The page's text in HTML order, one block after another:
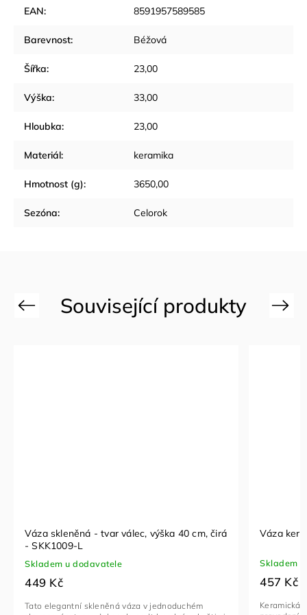
EAN: 8591957589585
Barevnost: Béžová
Šířka: 23,00
Výška: 33,00
Hloubka: 23,00
Materiál: keramika
Hmotnost (g): 3650,00
Sezóna: Celorok
Previous
Váza skleněná - tvar válec, výška 40 cm, čirá
- SKK1009-L
Skladem u dodavatele
449 Kč
Tato elegantní skleněná váza v jednoduchém
Váza
Skladem
457 Kč
Keramická
Next